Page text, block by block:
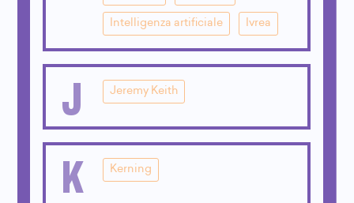
Intelligenza artificiale Ivrea
J Jeremy Keith
K Kerning